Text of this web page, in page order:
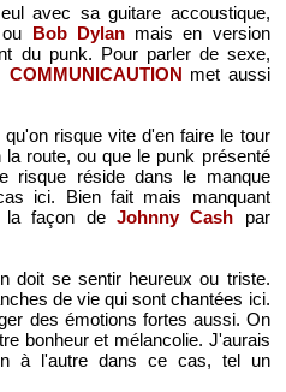
avec sa guitare accoustique,
ou Bob Dylanmais en version
du punk. Pour parler de sexe,
COMMUNICAUTION met aussi
risque vite d'en faire le tour
route, ou que le punk présenté
risque réside dans le manque
ici. Bien fait mais manquant
la façon de Johnny Cash par
doit se sentir heureux ou triste.
de vie qui sont chantées ici.
des émotions fortes aussi. On
bonheur et mélancolie. J'aurais
à l'autre dans ce cas, tel un